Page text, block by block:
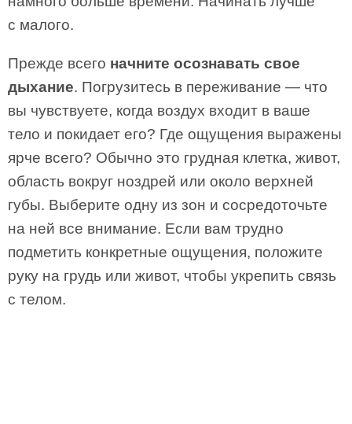
с малого.
Прежде всего начните осознавать свое
дыхание. Погрузитесь в переживание — что
вы чувствуете, когда воздух входит в ваше
тело и покидает его? Где ощущения выражены
ярче всего? Обычно это грудная клетка, живот,
область вокруг ноздрей или около верхней
губы. Выберите одну из зон и сосредоточьте
на ней все внимание. Если вам трудно
подметить конкретные ощущения, положите
руку на грудь или живот, чтобы укрепить связь
с телом.